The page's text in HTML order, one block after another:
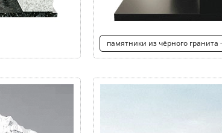
памятники из чёрного гранита